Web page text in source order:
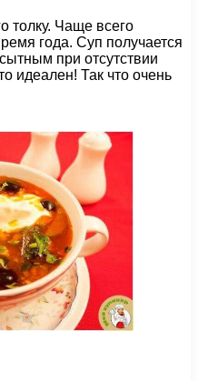
толку. Чаще всего
года. Суп получается
при отсутствии
идеален! Так что очень